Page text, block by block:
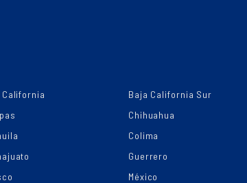
California
Baja California Sur
Chihuahua
Colima
Guerrero
México